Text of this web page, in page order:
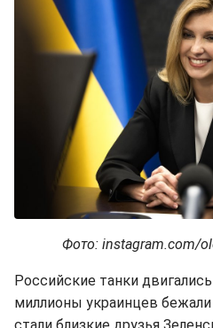
Фото: instagram.com/
Российские танки
миллионы украинцев